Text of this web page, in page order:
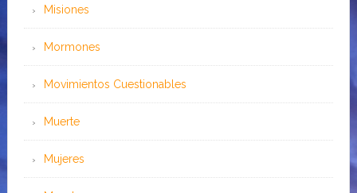
Misiones
Mormones
Movimientos Cuestionables
Muerte
Mujeres